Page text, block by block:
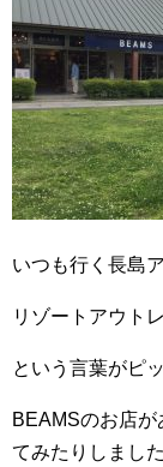
いつも行く長島
リゾートアウト
という言葉がピ
BEAMSのお店
てみたりしました